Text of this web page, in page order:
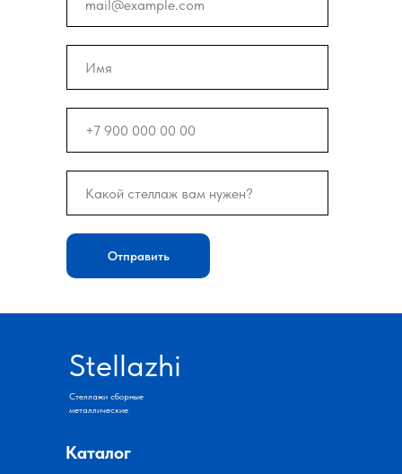
Отправить
Стеллажи сборные
металлические
Stellazhi
Каталог